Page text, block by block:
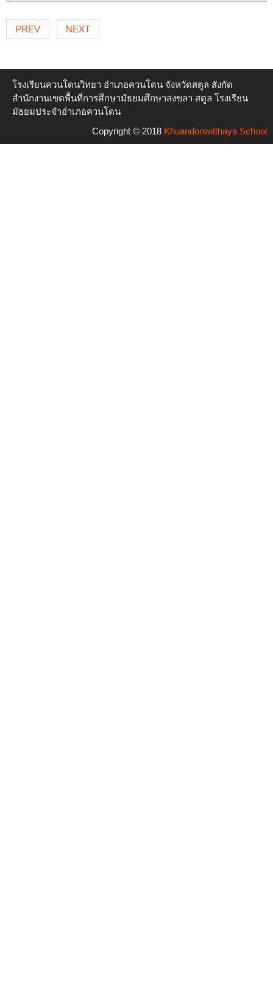
PREV NEXT
โรงเรียนควนโดนวิทยา อำเภอควนโดน จังหวัดสตูล สังกัด
สำนักงานเขตพื้นที่การศึกษามัธยมศึกษาสงขลา สตูล โรงเรียน
มัธยมประจำอำเภอควนโดน
Copyright © 2018 Khuandonwitthaya School